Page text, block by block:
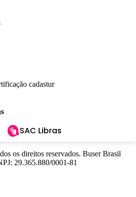
SAC Libras
os direitos reservados. Buser Brasil
29.365.880/0001-81